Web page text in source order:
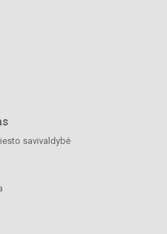
savivaldybė